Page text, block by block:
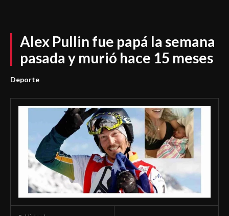
Alex Pullin fue papá la semana
pasada y murió hace 15 meses
Deporte